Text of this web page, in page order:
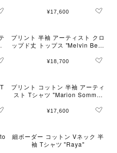
¥17,600
プリント 半袖 アーティスト クロ
ップド丈 トップス "Melvin Bern
¥18,700
プリント コットン 半袖 アーティ
スト Tシャツ "Marion Sommie
¥17,600
細ボーダー コットン Vネック 半
袖 Tシャツ "Raya"